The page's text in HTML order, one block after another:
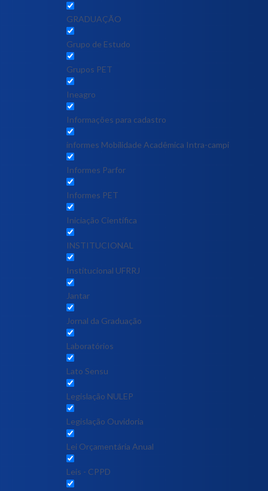
GRADUAÇÃO
Grupo de Estudo
Grupos PET
Ineagro
Informações para cadastro
informes Mobilidade Acadêmica Intra-campi
Informes Parfor
Informes PET
Iniciação Científica
INSTITUCIONAL
Institucional UFRRJ
Jantar
Jornal da Graduação
Laboratórios
Lato Sensu
Legislação NULEP
Legislação Ouvidoria
Lei Orçamentária Anual
Leis - CPPD